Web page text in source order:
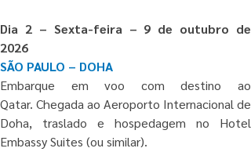
Dia 2 – Sexta-feira – 9 de outubro de
2026
SÃO PAULO – DOHA
Embarque em voo com destino ao
Qatar. Chegada ao Aeroporto Internacional de
Doha, traslado e hospedagem no Hotel
Embassy Suites (ou similar).